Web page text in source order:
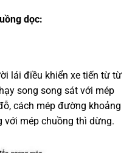
dọc:
lái điều khiển xe tiến từ từ
song song sát với mép
cách mép đường khoảng
với mép chuồng thì dừng.